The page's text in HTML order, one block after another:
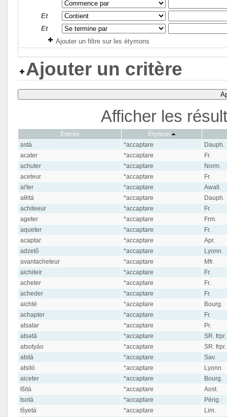
Et
Et
Ajouter un filtre sur les étymons
Ajouter un critère
Afficher les
Entrée
Étymon
astá
*accaptare
Dauph.
acater
*accaptare
Fr.
achuter
*accaptare
Norm.
aceteur
*accaptare
Fr.
ai'ter
*accaptare
Awall.
aθitá
*accaptare
Dauph.
achiteeur
*accaptare
Fr.
ageter
*accaptare
Frm.
aqueter
*accaptare
Fr.
acaptar
*accaptare
Apr.
adzetô
*accaptare
Lyonn.
avantacheteur
*accaptare
Mfr.
aichiteir
*accaptare
Fr.
acheter
*accaptare
Fr.
acheder
*accaptare
Fr.
aichté
*accaptare
Bourg.
achapter
*accaptare
Fr.
atsatar
*accaptare
Pr.
atsətá
*accaptare
SR. frpr.
atsotyáo
*accaptare
SR. frpr.
atstá
*accaptare
Sav.
atsitó
*accaptare
Lyonn.
aiceter
*accaptare
Bourg.
tšitá
*accaptare
Aost.
tsotá
*accaptare
Périg.
tšyetá
*accaptare
Lim.